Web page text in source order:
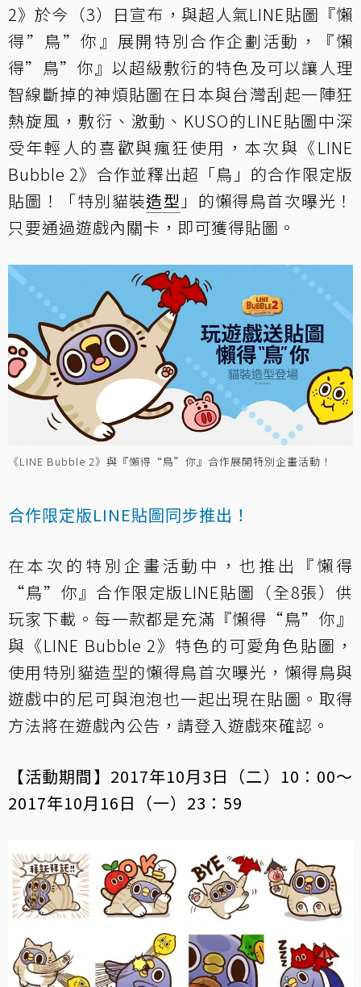
2》於今（3）日宣布，與超人氣LINE貼圖『懶
得”鳥”你』展開特別合作企劃活動，『懶
得”鳥”你』以超級敷衍的特色及可以讓人理
智線斷掉的神煩貼圖在日本與台灣刮起一陣狂
熱旋風，敷衍、激動、KUSO的LINE貼圖中深
受年輕人的喜歡與瘋狂使用，本次與《LINE
Bubble 2》合作並釋出超「鳥」的合作限定版
貼圖！「特別貓裝造型 」的懶得鳥首次曝光！
只要通過遊戲內關卡，即可獲得貼圖。
《LINE Bubble 2》與『懶得“鳥”你』合作展開特別企畫活動！
合作限定版LINE貼圖同步推出！
在本次的特別企畫活動中，也推出『懶得
“鳥”你』合作限定版LINE貼圖（全8張）供
玩家下載。每一款都是充滿『懶得“鳥”你』
與《LINE Bubble 2》特色的可愛角色貼圖，
使用特別貓造型的懶得鳥首次曝光，懶得鳥與
遊戲中的尼可與泡泡也一起出現在貼圖。取得
方法將在遊戲內公告，請登入遊戲來確認。
【活動期間】2017年10月3日（二）10：00～
2017年10月16日（一）23：59